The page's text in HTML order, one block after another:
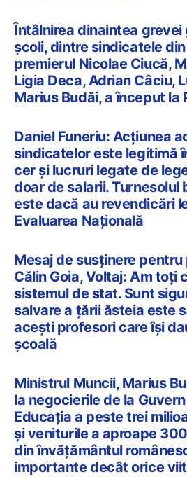
Întâlnirea dinaintea grevei
școli, dintre sindicatele
premierul Nicolae Ciucă,
Ligia Deca, Adrian Câciu,
Marius Budăi, a început la
Daniel Funeriu: Acțiunea
sindicatelor este legitimă
cer şi lucruri legate de
doar de salarii. Turnesolul
este dacă au revendicări
Evaluarea Națională
Mesaj de susținere pentru
Călin Goia, Voltaj: Am toți
sistemul de stat. Sunt
salvare a țării ăsteia este
acești profesori care își
școală
Ministrul Muncii, Marius
la negocierile de la
Educaţia a peste trei
şi veniturile a aproape
din învăţământul
importante decât orice